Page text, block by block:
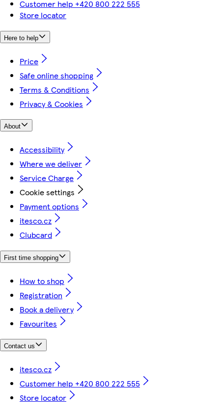
Customer help +420 800 222 555
Store locator
Here to help
Price
Safe online shopping
Terms & Conditions
Privacy & Cookies
About
Accessibility
Where we deliver
Service Charge
Cookie settings
Payment options
itesco.cz
Clubcard
First time shopping
How to shop
Registration
Book a delivery
Favourites
Contact us
itesco.cz
Customer help +420 800 222 555
Store locator